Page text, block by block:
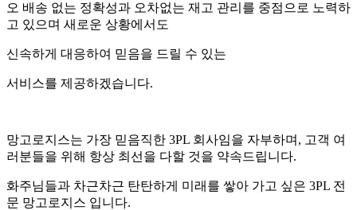
오 배송 없는 정확성과 오차없는 재고 관리를 중점으로 노력하
고 있으며 새로운 상황에서도
신속하게 대응하여 믿음을 드릴 수 있는
서비스를 제공하겠습니다.
망고로지스는 가장 믿음직한 3PL 회사임을 자부하며, 고객 여
러분들을 위해 항상 최선을 다할 것을 약속드립니다.
화주님들과 차근차근 탄탄하게 미래를 쌓아 가고 싶은 3PL 전
문 망고로지스 입니다.